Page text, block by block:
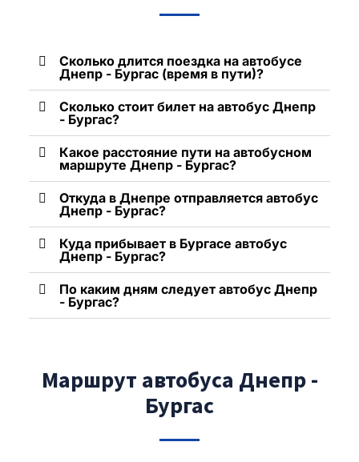
Сколько длится поездка на автобусе
Днепр - Бургас (время в пути)?
Сколько стоит билет на автобус Днепр
- Бургас?
Какое расстояние пути на автобусном
маршруте Днепр - Бургас?
Откуда в Днепре отправляется автобус
Днепр - Бургас?
Куда прибывает в Бургасе автобус
Днепр - Бургас?
По каким дням следует автобус Днепр
- Бургас?
Маршрут автобуса Днепр -
Бургас